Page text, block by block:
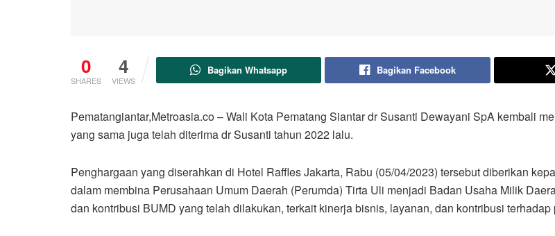
0
SHARES
4
VIEWS
Bagikan Whatsapp Bagikan Facebook
Pematangiantar,Metroasia.co – Wali Kota Pematang Siantar dr Susanti Dewayani SpA kembali
yang sama juga telah diterima dr Susanti tahun 2022 lalu.
Penghargaan yang diserahkan di Hotel Raffles Jakarta, Rabu (05/04/2023) tersebut diberikan
dalam membina Perusahaan Umum Daerah (Perumda) Tirta Uli menjadi Badan Usaha Milik
dan kontribusi BUMD yang telah dilakukan, terkait kinerja bisnis, layanan, dan kontribusi